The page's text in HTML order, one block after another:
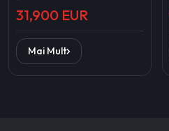
31,900 EUR
Mai Mult